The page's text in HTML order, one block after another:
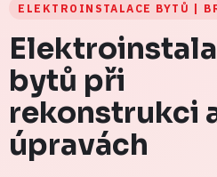
ELEKTROINSTALACE BYTŮ |
bytů při
rekonstrukci
úpravách